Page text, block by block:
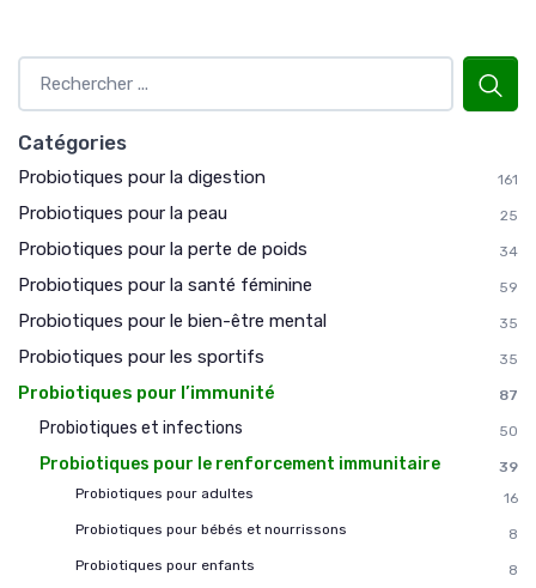
Catégories
Probiotiques pour la digestion 161
Probiotiques pour la peau 25
Probiotiques pour la perte de poids 34
Probiotiques pour la santé féminine 59
Probiotiques pour le bien-être mental 35
Probiotiques pour les sportifs 35
Probiotiques pour l’immunité 87
Probiotiques et infections 50
Probiotiques pour le renforcement immunitaire
39
Probiotiques pour adultes
16
Probiotiques pour bébés et nourrissons
8
Probiotiques pour enfants
8